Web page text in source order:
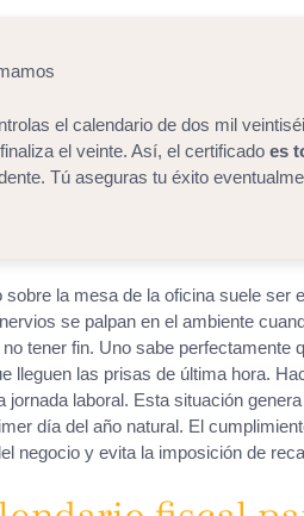
el calendario de dos mil
el veinte. Así, el certificado es
Tú aseguras tu éxito
sobre la mesa de la oficina suele
se palpan en el ambiente
tener fin. Uno sabe
lleguen las prisas de última hora.
jornada laboral. Esta situación
día del año natural. El
negocio y evita la imposición de